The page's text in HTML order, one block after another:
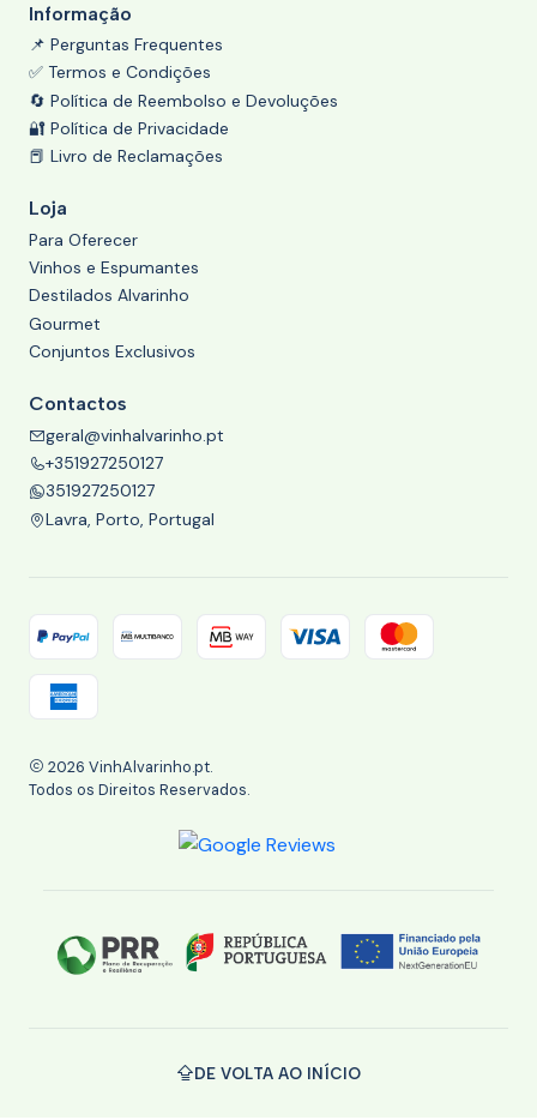
Informação
📌 Perguntas Frequentes
✅ Termos e Condições
🔄 Política de Reembolso e Devoluções
🔐 Política de Privacidade
📕 Livro de Reclamações
Loja
Para Oferecer
Vinhos e Espumantes
Destilados Alvarinho
Gourmet
Conjuntos Exclusivos
Contactos
geral@vinhalvarinho.pt
+351927250127
351927250127
Lavra, Porto, Portugal
2026 VinhAlvarinho.pt.
Todos os Direitos Reservados.
DE VOLTA AO INÍCIO